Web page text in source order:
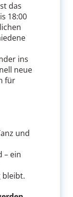
das
18:00
ins
neue
für
und
– ein
bleibt.